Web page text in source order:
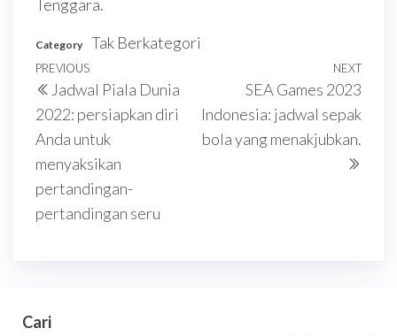
Tenggara.
Category Tak Berkategori
Navigasi
pos
Previous
Post
PREVIOUS
Jadwal Piala Dunia
2022: persiapkan diri
Anda untuk
menyaksikan
pertandingan-
pertandingan seru
Next
NEXT
SEA Games 2023
Indonesia: jadwal sepak
bola yang menakjubkan.
Cari